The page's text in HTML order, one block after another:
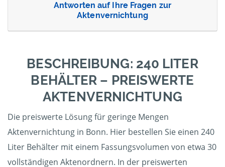
Antworten auf Ihre Fragen zur
Aktenvernichtung
BESCHREIBUNG: 240 LITER
BEHÄLTER – PREISWERTE
AKTENVERNICHTUNG
Die preiswerte Lösung für geringe Mengen
Aktenvernichtung in Bonn. Hier bestellen Sie einen 240
Liter Behälter mit einem Fassungsvolumen von etwa 30
vollständigen Aktenordnern. In der preiswerten